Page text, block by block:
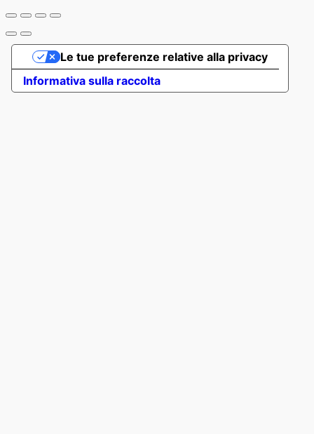
Informativa sulla raccolta
Le tue preferenze relative alla privacy